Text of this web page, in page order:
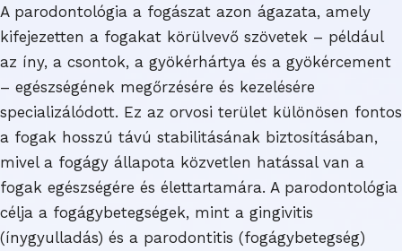
A parodontológia a fogászat azon ágazata, amely
kifejezetten a fogakat körülvevő szövetek – például
az íny, a csontok, a gyökérhártya és a gyökércement
– egészségének megőrzésére és kezelésére
specializálódott. Ez az orvosi terület különösen fontos
a fogak hosszú távú stabilitásának biztosításában,
mivel a fogágy állapota közvetlen hatással van a
fogak egészségére és élettartamára. A parodontológia
célja a fogágybetegségek, mint a gingivitis
(ínygyulladás) és a parodontitis (fogágybetegség)